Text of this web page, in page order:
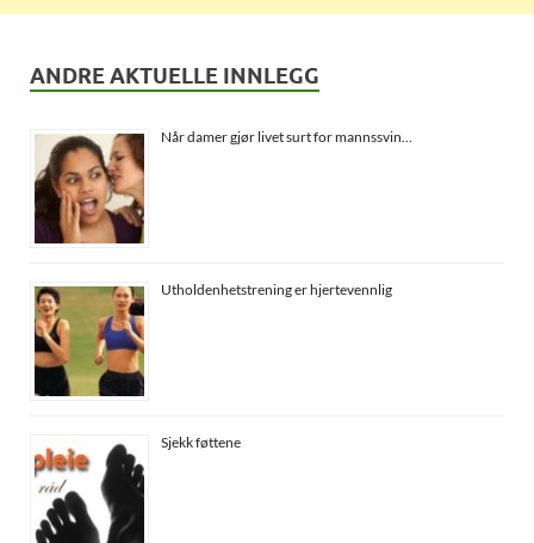
ANDRE AKTUELLE INNLEGG
Når damer gjør livet surt for mannssvin…
Utholdenhetstrening er hjertevennlig
Sjekk føttene